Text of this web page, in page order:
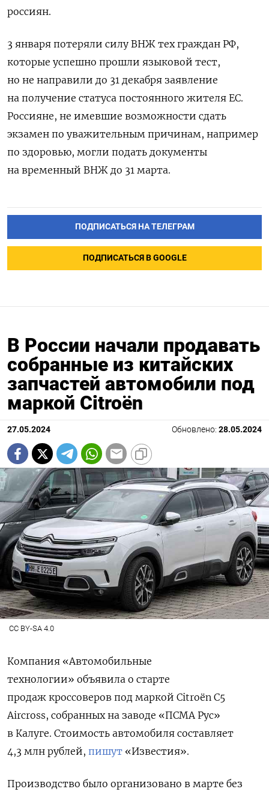
россиян.
3 января потеряли силу ВНЖ тех граждан РФ,
которые успешно прошли языковой тест,
но не направили до 31 декабря заявление
на получение статуса постоянного жителя ЕС.
Россияне, не имевшие возможности сдать
экзамен по уважительным причинам, например
по здоровью, могли подать документы
на временный ВНЖ до 31 марта.
ПОДПИСАТЬСЯ НА ТЕЛЕГРАМ
ПОДПИСАТЬСЯ В GOOGLE
В России начали продавать
собранные из китайских
запчастей автомобили под
маркой Citroёn
27.05.2024 Обновлено: 28.05.2024
CC BY-SA 4.0
Компания «Автомобильные
технологии» объявила о старте
продаж кроссоверов под маркой Citrоёn С5
Aircross, собранных на заводе «ПСМА Рус»
в Калуге. Стоимость автомобиля составляет
4,3 млн рублей, пишут «Известия».
Производство было организовано в марте без